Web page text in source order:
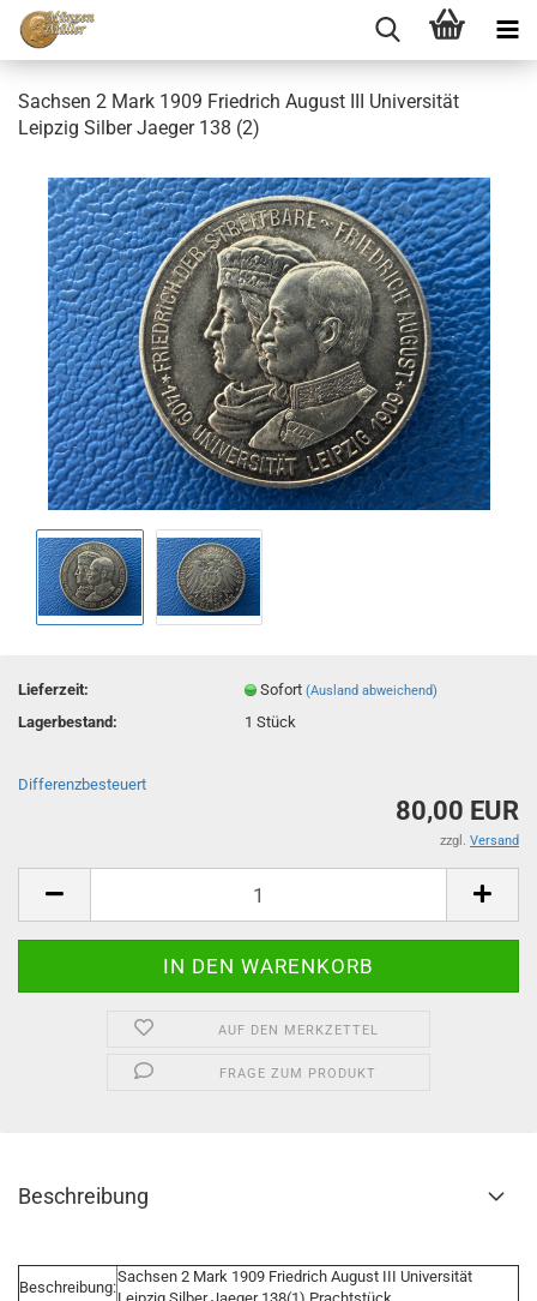
Sachsen 2 Mark 1909 Friedrich August III Universität
Leipzig Silber Jaeger 138 (2)
Lieferzeit: Sofort(Ausland abweichend)
Lagerbestand: 1Stück
Differenzbesteuert
80,00 EUR
zzgl. Versand
AUF DEN MERKZETTEL
FRAGE ZUM PRODUKT
Beschreibung
Beschreibung:
Sachsen 2 Mark 1909 Friedrich August III Universität